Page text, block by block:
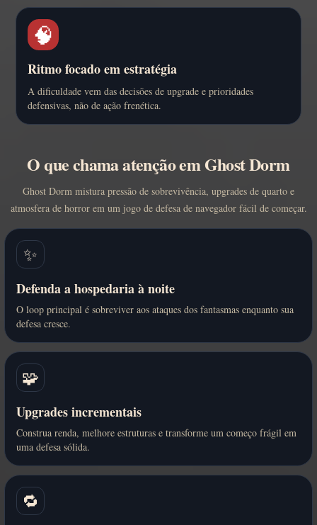
🧠
Ritmo focado em estratégia
A dificuldade vem das decisões de upgrade e prioridades
defensivas, não de ação frenética.
O que chama atenção em Ghost Dorm
Ghost Dorm mistura pressão de sobrevivência, upgrades de quarto e
atmosfera de horror em um jogo de defesa de navegador fácil de começar.
✨
Defenda a hospedaria à noite
O loop principal é sobreviver aos ataques dos fantasmas enquanto sua
defesa cresce.
🧩
Upgrades incrementais
Construa renda, melhore estruturas e transforme um começo frágil em
uma defesa sólida.
🔁